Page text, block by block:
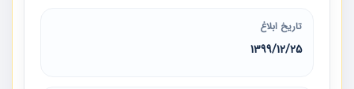
تاریخ ابلاغ
1399/12/25